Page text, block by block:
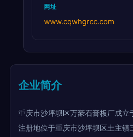
网址
www.cqwhgrcc.com
企业简介
重庆市沙坪坝区万豪石膏板厂成立
注册地位于重庆市沙坪坝区土主镇